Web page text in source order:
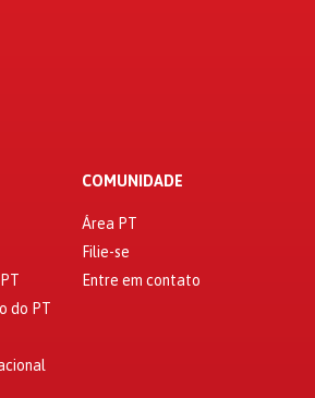
do PT
COMUNIDADE
Área PT
Filie-se
Entre em contato